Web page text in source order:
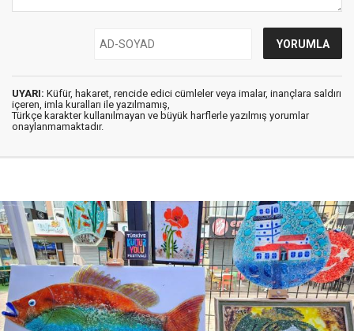
UYARI: Küfür, hakaret, rencide edici cümleler veya imalar, inançlara saldırı
içeren, imla kuralları ile yazılmamış,
Türkçe karakter kullanılmayan ve büyük harflerle yazılmış yorumlar
onaylanmamaktadır.